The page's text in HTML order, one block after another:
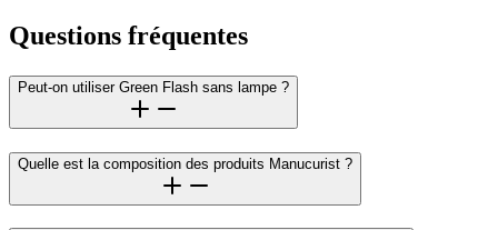
Questions fréquentes
Peut-on utiliser Green Flash sans lampe ?
Quelle est la composition des produits Manucurist ?